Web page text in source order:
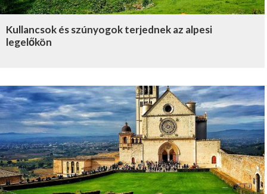
Kullancsok és szúnyogok terjednek az alpesi
legelőkön